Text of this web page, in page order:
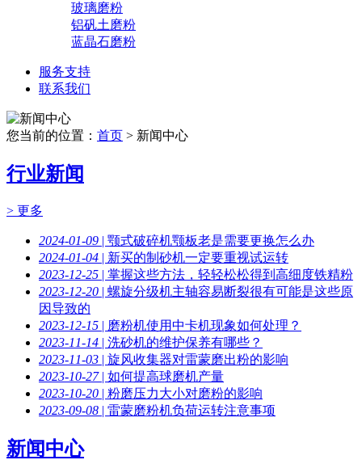
玻璃磨粉
铝矾土磨粉
蓝晶石磨粉
服务支持
联系我们
您当前的位置： 首页 > 新闻中心
行业新闻
> 更多
2024-01-09 | 颚式破碎机颚板老是需要更换怎么办
2024-01-04 | 新买的制砂机一定要重视试运转
2023-12-25 | 掌握这些方法，轻轻松松得到高细度铁精粉
2023-12-20 | 螺旋分级机主轴容易断裂很有可能是这些原
因导致的
2023-12-15 | 磨粉机使用中卡机现象如何处理？
2023-11-14 | 洗砂机的维护保养有哪些？
2023-11-03 | 旋风收集器对雷蒙磨出粉的影响
2023-10-27| 如何提高球磨机产量
2023-10-20 | 粉磨压力大小对磨粉的影响
2023-09-08 | 雷蒙磨粉机负荷运转注意事项
新闻中心